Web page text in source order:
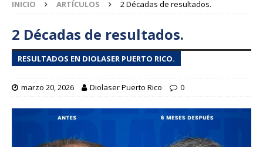
INICIO ARTÍCULOS 2 Décadas de resultados.
2 Décadas de resultados.
RESULTADOS EN DIOLASER PUERTO RICO.
marzo 20, 2026 Diolaser Puerto Rico 0